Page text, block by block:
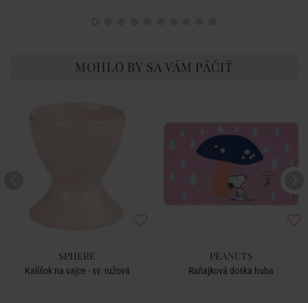
MOHLO BY SA VÁM PÁČIŤ
SPHERE
Kalíšok na vajce - sv. ružová
PEANUTS
Raňajková doska huba